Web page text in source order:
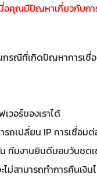
อคุณมีปัญหาเกี่ยวกับกา
ในกรณีที่เกิดปัญหากา
วอร์ของเราได้
รถเปลี่ยน IP การเชื่อ
ทีมงานยินดีมอบวันชด
ม่สามารถทำการคืนเงิน